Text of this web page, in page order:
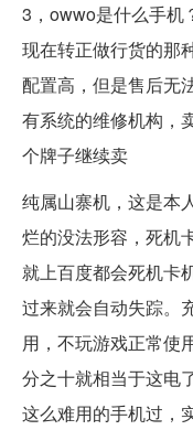
3，owwo是什么手机
现在转正做行货的那
配置高，但是售后无
有系统的维修机构，
个牌子继续卖
纯属山寨机，这是本
烂的没法形容，死机
就上百度都会死机卡
过来就会自动失踪。
用，不玩游戏正常使
分之十就相当于这电
这么难用的手机过，